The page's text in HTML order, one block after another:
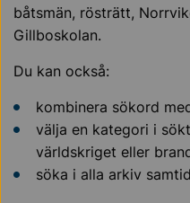
båtsmän, rösträtt,
Gillboskolan.
Du kan också:
kombinera sökord
välja en kategori i
världskriget eller
söka i alla arkiv